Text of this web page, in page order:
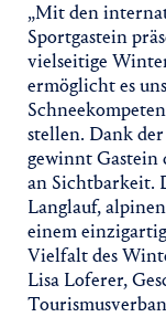
„Mit den
Sportgastein
vielseitige
ermöglicht es
stellen. Dank
gewinnt Gastein
an Sichtbarkeit.
Langlauf,
einem
Vielfalt des
Lisa Loferer,